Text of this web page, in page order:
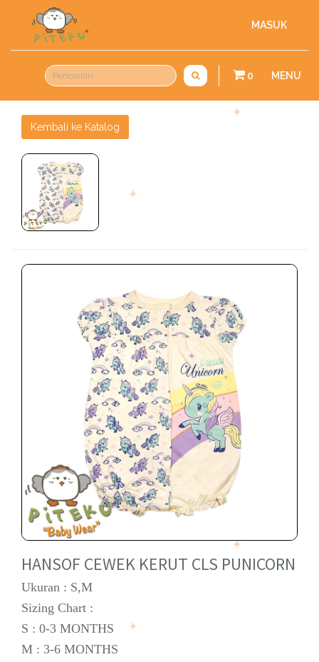
MASUK
MENU
0
Kembali ke Katalog
HANSOF CEWEK KERUT CLS PUNICORN
Ukuran : S,M
Sizing Chart :
S : 0-3 MONTHS
M : 3-6 MONTHS